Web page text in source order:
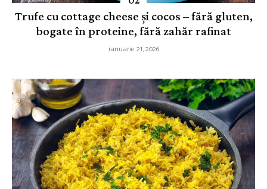
Trufe cu cottage cheese și cocos – fără gluten,
bogate în proteine, fără zahăr rafinat
ianuarie 21, 2026